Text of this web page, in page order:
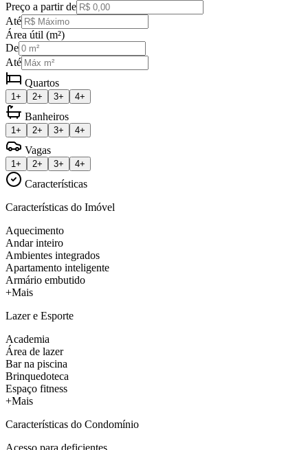
Preço a partir de
Até
Área útil (m²)
De
Até
Quartos
1+ 2+ 3+ 4+
Banheiros
1+ 2+ 3+ 4+
Vagas
1+ 2+ 3+ 4+
Características
Características do Imóvel
Aquecimento
Andar inteiro
Ambientes integrados
Apartamento inteligente
Armário embutido
+Mais
Lazer e Esporte
Academia
Área de lazer
Bar na piscina
Brinquedoteca
Espaço fitness
+Mais
Características do Condomínio
Acesso para deficientes